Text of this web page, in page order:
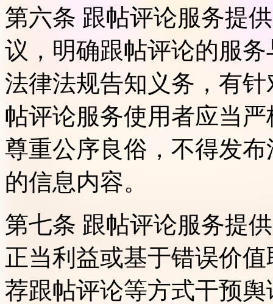
第六条 跟帖评论服务提
议，明确跟帖评论的服
法律法规告知义务，有
帖评论服务使用者应当
尊重公序良俗，不得发
的信息内容。
第七条 跟帖评论服务提
正当利益或基于错误价
荐跟帖评论等方式干预